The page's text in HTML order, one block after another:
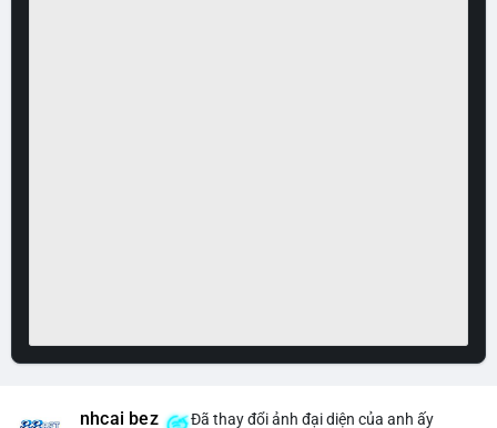
nhcai bez Đã thay đổi ảnh đại diện của anh ấy